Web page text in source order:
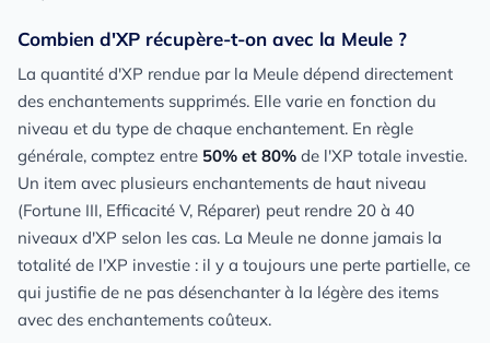
Combien d'XP récupère-t-on avec la Meule ?
La quantité d'XP rendue par la Meule dépend directement
des enchantements supprimés. Elle varie en fonction du
niveau et du type de chaque enchantement. En règle
générale, comptez entre 50% et 80% de l'XP totale investie.
Un item avec plusieurs enchantements de haut niveau
(Fortune III, Efficacité V, Réparer) peut rendre 20 à 40
niveaux d'XP selon les cas. La Meule ne donne jamais la
totalité de l'XP investie : il y a toujours une perte partielle, ce
qui justifie de ne pas désenchanter à la légère des items
avec des enchantements coûteux.